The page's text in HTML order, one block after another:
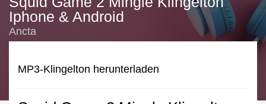
Iphone & Android
Ancta
MP3-Klingelton herunterladen